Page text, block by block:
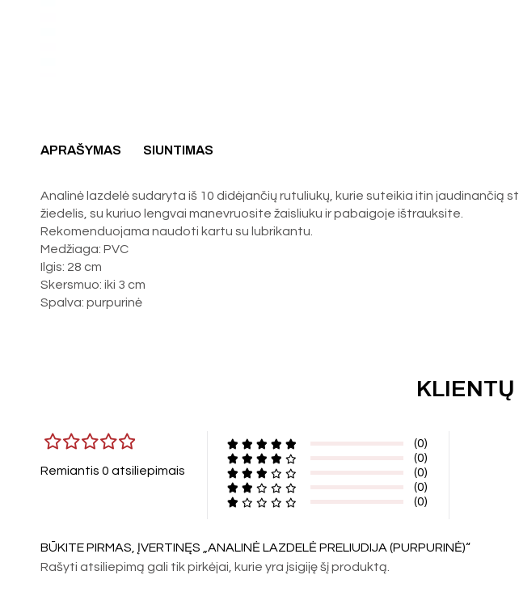
APRAŠYMAS SIUNTIMAS
Analinė lazdelė sudaryta iš 10 didėjančių rutuliukų, kurie suteikia itin jaudinančią
žiedelis, su kuriuo lengvai manevruosite žaisliuku ir pabaigoje ištrauksite.
Rekomenduojama naudoti kartu su lubrikantu.
Medžiaga: PVC
Ilgis: 28 cm
Skersmuo: iki 3 cm
Spalva: purpurinė
Remiantis 0 atsiliepimais
(0)
(0)
(0)
(0)
(0)
BŪKITE PIRMAS, ĮVERTINĘS „ANALINĖ LAZDELĖ PRELIUDIJA (PURPURINĖ)“
Rašyti atsiliepimą gali tik pirkėjai, kurie yra įsigiję šį produktą.